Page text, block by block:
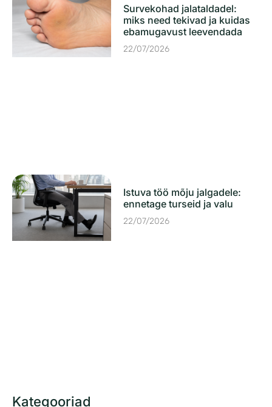
Survekohad jalataldadel:
miks need tekivad ja kuidas
ebamugavust leevendada
22/07/2026
Istuva töö mõju jalgadele:
ennetage turseid ja valu
22/07/2026
Kategooriad